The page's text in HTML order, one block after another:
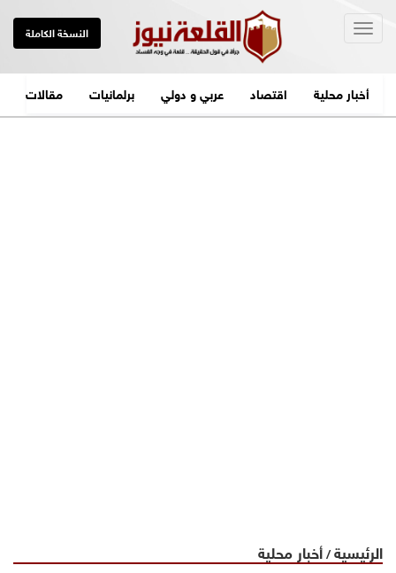
النسخة الكاملة
أخبار محلية اقتصاد عربي و دولي برلمانيات مقالات
الرئيسية/أخبار محلية